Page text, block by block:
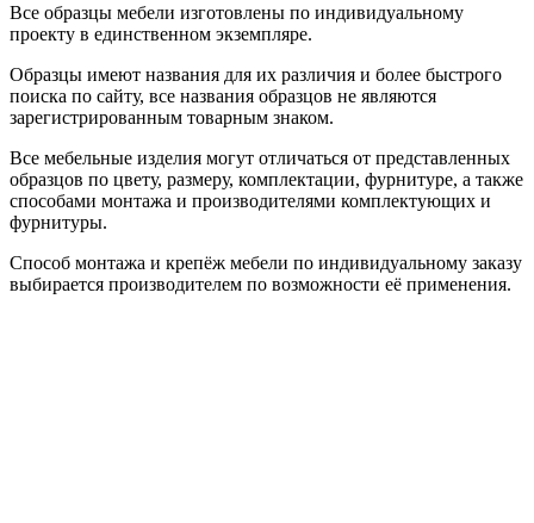
Все образцы мебели изготовлены по индивидуальному
проекту в единственном экземпляре.
Образцы имеют названия для их различия и более быстрого
поиска по сайту, все названия образцов не являются
зарегистрированным товарным знаком.
Все мебельные изделия могут отличаться от представленных
образцов по цвету, размеру, комплектации, фурнитуре, а также
способами монтажа и производителями комплектующих и
фурнитуры.
Способ монтажа и крепёж мебели по индивидуальному заказу
выбирается производителем по возможности её применения.